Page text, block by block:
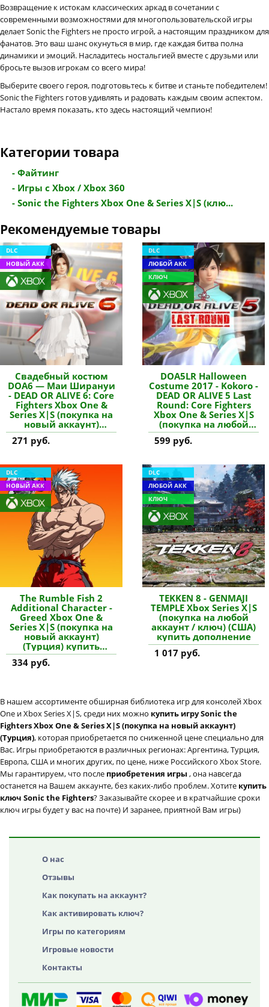
Возвращение к истокам классических аркад в сочетании с
современными возможностями для многопользовательской игры
делает Sonic the Fighters не просто игрой, а настоящим праздником для
фанатов. Это ваш шанс окунуться в мир, где каждая битва полна
динамики и эмоций. Насладитесь ностальгией вместе с друзьми или
бросьте вызов игрокам со всего мира!
Выберите своего героя, подготовьтесь к битве и станьте победителем!
Sonic the Fighters готов удивлять и радовать каждым своим аспектом.
Настало время показать, кто здесь настоящий чемпион!
Категории товара
- Файтинг
- Игры с Xbox / Xbox 360
- Sonic the Fighters Xbox One & Series X|S (клю...
Рекомендуемые товары
DLC
НОВЫЙ АКК
Свадебный костюм
DOA6 — Маи Ширануи
- DEAD OR ALIVE 6: Core
Fighters Xbox One &
Series X|S (покупка на
новый аккаунт)
купить дополнение
271 руб.
DLC
ЛЮБОЙ АКК
КЛЮЧ
DOA5LR Halloween
Costume 2017 - Kokoro -
DEAD OR ALIVE 5 Last
Round: Core Fighters
Xbox One & Series X|S
(покупка на любой
аккаунт / ключ) (США)
купить дополнение
599 руб.
DLC
НОВЫЙ АКК
The Rumble Fish 2
Additional Character -
Greed Xbox One &
Series X|S (покупка на
новый аккаунт)
(Турция) купить
дополнение
334 руб.
DLC
ЛЮБОЙ АКК
КЛЮЧ
TEKKEN 8 - GENMAJI
TEMPLE Xbox Series X|S
(покупка на любой
аккаунт / ключ) (США)
купить дополнение
1 017 руб.
В нашем ассортименте обширная библиотека игр для консолей Xbox
One и Xbox Series X|S, среди них можно купить игру Sonic the
Fighters Xbox One & Series X|S (покупка на новый аккаунт)
(Турция), которая приобретается по сниженной цене специально для
Вас. Игры приобретаются в различных регионах: Аргентина, Турция,
Европа, США и многих других, по цене, ниже Российского Xbox Store.
Мы гарантируем, что после приобретения игры , она навсегда
останется на Вашем аккаунте, без каких-либо проблем. Хотите купить
ключ Sonic the Fighters? Заказывайте скорее и в кратчайшие сроки
ключ игры будет у вас на почте) И заранее, приятной Вам игры)
О нас
Отзывы
Как покупать на аккаунт?
Как активировать ключ?
Игры по категориям
Игровые новости
Контакты